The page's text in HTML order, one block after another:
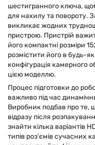
шестигранного ключа,
для нахилу та повороту.
викликає жодних
пристрою. Пристрій
його компактні розміри
розмістити його в будь-
конфігурація камерного
цією моделлю.
Процес підготовки до
важливо під час
Виробник подбав про те,
відразу після
знайти кілька варіантів
типів роз’ємів сучасних